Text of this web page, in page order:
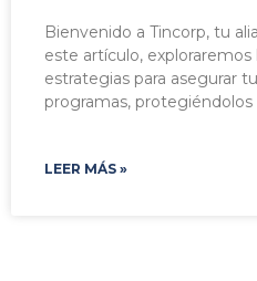
Bienvenido a Tincorp, tu
este artículo,
estrategias para asegurar
programas,
LEER MÁS »